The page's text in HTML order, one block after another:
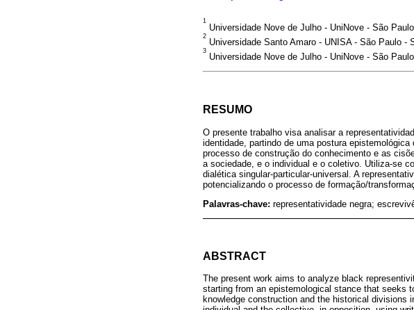
1
Universidade Nove de Julho - UniNove - São
2
Universidade Santo Amaro - UNISA - São Paulo -
3
Universidade Nove de Julho - UniNove - São
RESUMO
O presente trabalho visa analisar a
identidade, partindo de uma postura
processo de construção do conhecimento e as
a sociedade, e o individual e o coletivo. Utiliza-se
dialética singular-particular-universal. A
potencializando o processo de formação/
Palavras-chave: representatividade negra;
ABSTRACT
The present work aims to analyze black
starting from an epistemological stance that seeks
knowledge construction and the historical